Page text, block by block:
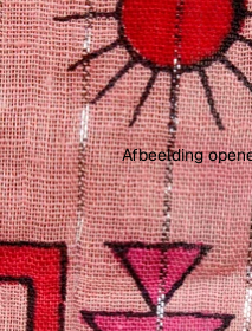
Afbeelding